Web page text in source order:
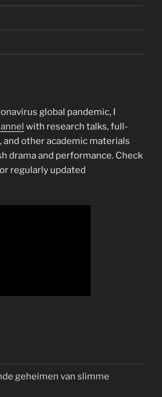
global pandemic, I
with research talks, full-
other academic materials
drama and performance. Check
regularly updated
geheimen van slimme